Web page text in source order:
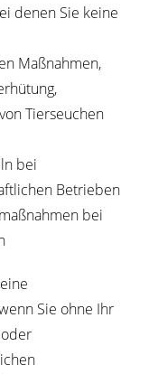
denen Sie keine
Maßnahmen,
Tierseuchen
bei
Betrieben
bei
Sie ohne Ihr